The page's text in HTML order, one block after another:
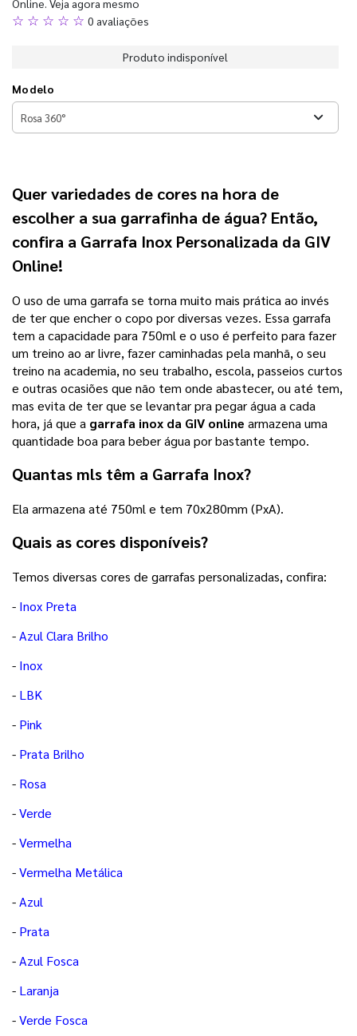
Online. Veja agora mesmo
☆ ☆ ☆ ☆ ☆ 0 avaliações
Produto indisponível
Modelo
Quer variedades de cores na hora de
escolher a sua garrafinha de água? Então,
confira a Garrafa Inox Personalizada da GIV
Online!
O uso de uma garrafa se torna muito mais prática ao invés
de ter que encher o copo por diversas vezes. Essa garrafa
tem a capacidade para 750ml e o uso é perfeito para fazer
um treino ao ar livre, fazer caminhadas pela manhã, o seu
treino na academia, no seu trabalho, escola, passeios curtos
e outras ocasiões que não tem onde abastecer, ou até tem,
mas evita de ter que se levantar pra pegar água a cada
hora, já que a garrafa inox da GIV online armazena uma
quantidade boa para beber água por bastante tempo.
Quantas mls têm a Garrafa Inox?
Ela armazena até 750ml e tem 70x280mm (PxA).
Quais as cores disponíveis?
Temos diversas cores de garrafas personalizadas, confira:
- Inox Preta
-Azul Clara Brilho
- Inox
- LBK
- Pink
- Prata Brilho
- Rosa
-Verde
-Vermelha
-Vermelha Metálica
-Azul
- Prata
-Azul Fosca
- Laranja
-Verde Fosca